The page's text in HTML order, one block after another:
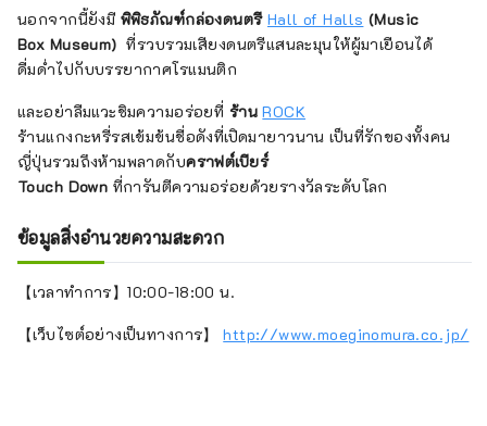
นอกจากนี้ยังมี พิพิธภัณฑ์กล่องดนตรี Hall of Halls (Music
Box Museum) ที่รวบรวมเสียงดนตรีแสนละมุนให้ผู้มาเยือนได้
ดื่มด่ำไปกับบรรยากาศโรแมนติก
และอย่าลืมแวะชิมความอร่อยที่ ร้านROCK
ร้านแกงกะหรี่รสเข้มข้นชื่อดังที่เปิดมายาวนาน เป็นที่รักของทั้งคน
ญี่ปุ่นรวมถึงห้ามพลาดกับคราฟต์เบียร์
Touch Down ที่การันตีความอร่อยด้วยรางวัลระดับโลก
ข้อมูลสิ่งอำนวยความสะดวก
【เวลาทำการ】10:00-18:00 น.
【เว็บไซต์อย่างเป็นทางการ】http://www.moeginomura.co.jp/